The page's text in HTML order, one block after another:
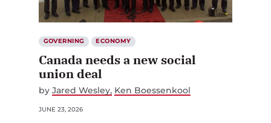
GOVERNING ECONOMY
Canada needs a new social
union deal
by Jared Wesley Ken Boessenkool
JUNE 23, 2026